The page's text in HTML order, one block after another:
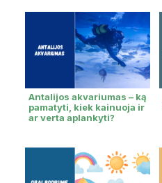
Antalijos akvariumas – ką
pamatyti, kiek kainuoja ir
ar verta aplankyti?